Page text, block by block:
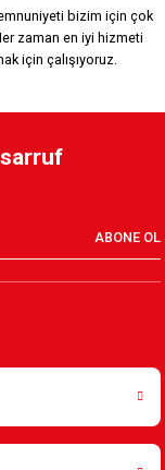
ANTRASİT
bizim için çok
zaman en iyi hizmeti
için çalışıyoruz.
ABONE OL